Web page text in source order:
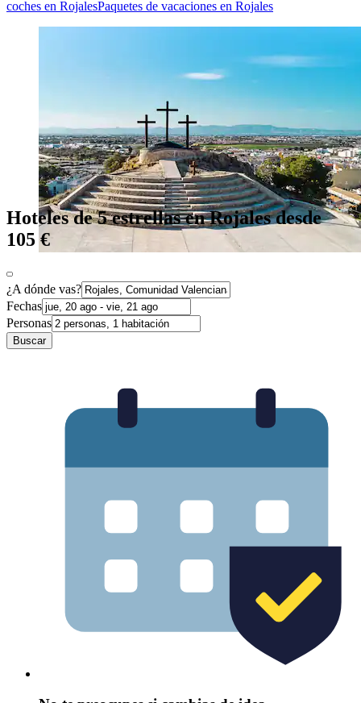
coches en RojalesPaquetes de vacaciones en Rojales
Hoteles de 5 estrellas en Rojales desde
105 €
¿A dónde vas?
Fechas
Personas
Buscar